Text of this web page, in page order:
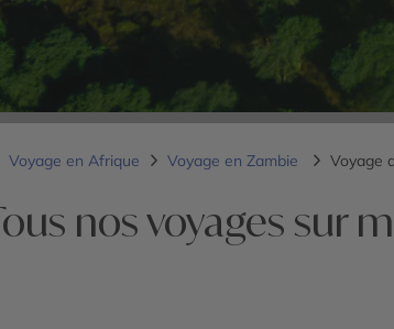
Voyage en Afrique Voyage en Zambie Voyage
nos voyages sur